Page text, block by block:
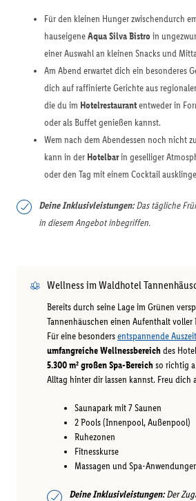
Für den kleinen Hunger zwischendurch
hauseigeneAqua Silva Bistro in
einer Auswahl an kleinen Snacks und
Am Abend erwartet dich ein besonderes
dich auf raffinierte Gerichte aus
die du im Hotelrestaurantentweder in
oder als Buffet genießen kannst.
Wem nach dem Abendessen noch nicht
kann in der Hotelbarin geselliger
oder den Tag mit einem Cocktail
Deine Inklusivleistungen:Das tägliche
in diesem Angebot inbegriffen.
Wellness im Waldhotel
Bereits durch seine Lage im Grünen
Tannenhäuschen einen Aufenthalt
Für eine besondersentspannende Auszeit
umfangreiche Wellnessbereichdes
5.300 m² großen Spa-Bereichso richtig
Alltag hinter dir lassen kannst. Freu dich
Saunapark mit 7 Saunen
2 Pools (Innenpool, Außenpool)
Ruhezonen
Fitnesskurse
Massagen und Spa-
Deine Inklusivleistungen:Der